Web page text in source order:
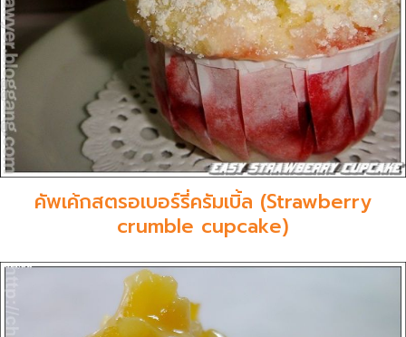
คัพเค้กสตรอเบอร์รี่ครัมเบิ้ล (Strawberry
crumble cupcake)